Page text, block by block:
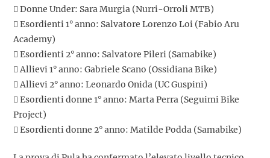
 Donne Under: Sara Murgia (Nurri-Orroli MTB)
 Esordienti 1° anno: Salvatore Lorenzo Loi (Fabio Aru
Academy)
 Esordienti 2° anno: Salvatore Pileri (Samabike)
 Allievi 1° anno: Gabriele Scano (Ossidiana Bike)
 Allievi 2° anno: Leonardo Onida (UC Guspini)
 Esordienti donne 1° anno: Marta Perra (Seguimi Bike
Project)
 Esordienti donne 2° anno: Matilde Podda (Samabike)